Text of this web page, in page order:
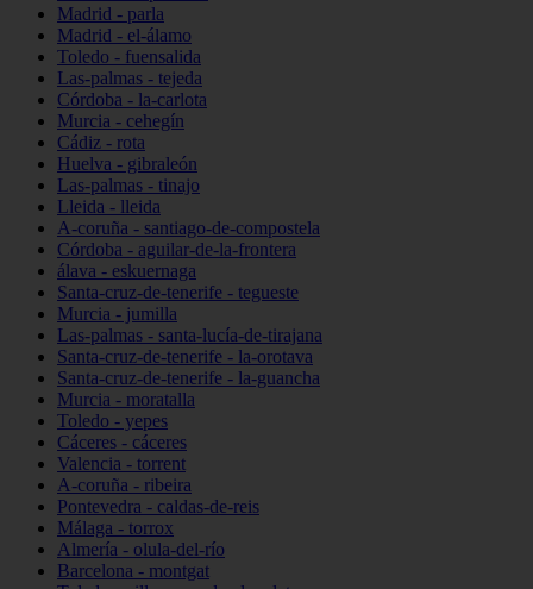
Madrid - parla
Madrid - el-álamo
Toledo - fuensalida
Las-palmas - tejeda
Córdoba - la-carlota
Murcia - cehegín
Cádiz - rota
Huelva - gibraleón
Las-palmas - tinajo
Lleida - lleida
A-coruña - santiago-de-compostela
Córdoba - aguilar-de-la-frontera
álava - eskuernaga
Santa-cruz-de-tenerife - tegueste
Murcia - jumilla
Las-palmas - santa-lucía-de-tirajana
Santa-cruz-de-tenerife - la-orotava
Santa-cruz-de-tenerife - la-guancha
Murcia - moratalla
Toledo - yepes
Cáceres - cáceres
Valencia - torrent
A-coruña - ribeira
Pontevedra - caldas-de-reis
Málaga - torrox
Almería - olula-del-río
Barcelona - montgat